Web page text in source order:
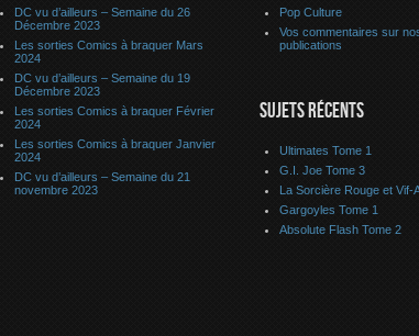
DC vu d’ailleurs – Semaine du 26
Décembre 2023
Les sorties Comics à braquer Mars
2024
DC vu d’ailleurs – Semaine du 19
Décembre 2023
Les sorties Comics à braquer Février
2024
Les sorties Comics à braquer Janvier
2024
DC vu d’ailleurs – Semaine du 21
novembre 2023
Pop Culture
Vos commentaires sur
publications
SUJETS RÉCENTS
Ultimates Tome 1
G.I. Joe Tome 3
La Sorcière Rouge et Vif-
Gargoyles Tome 1
Absolute Flash Tome 2